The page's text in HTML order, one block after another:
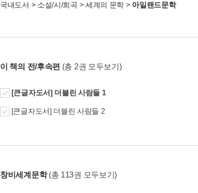
국내도서 > 소설/시/희곡 > 세계의 문학 > 아일랜드문학
이 책의 전/후속편 (총 2권 모두보기)
[큰글자도서] 더블린 사람들 1
[큰글자도서] 더블린 사람들 2
창비세계문학 (총 113권 모두보기)